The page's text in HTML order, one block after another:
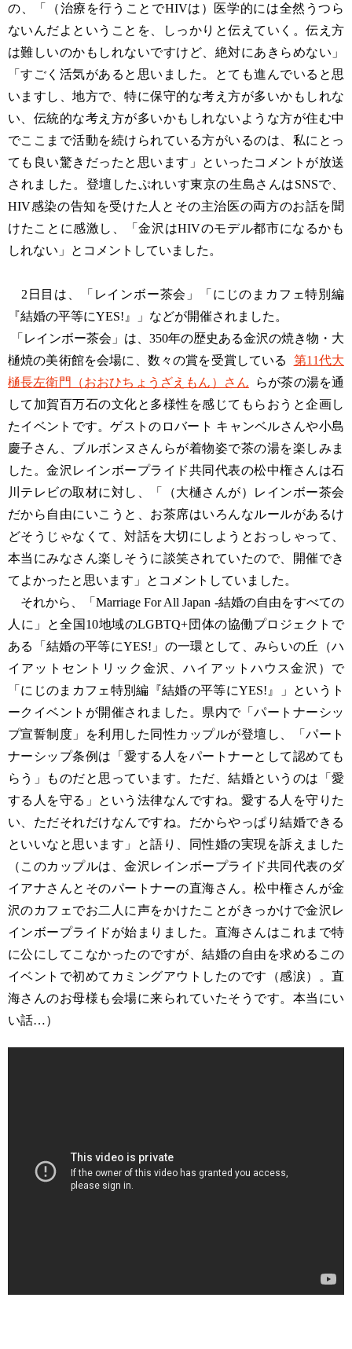
の、「（治療を行うことでHIVは）医学的には全然うつら
ないんだよということを、しっかりと伝えていく。伝え方
は難しいのかもしれないですけど、絶対にあきらめない」
「すごく活気があると思いました。とても進んでいると思
いますし、地方で、特に保守的な考え方が多いかもしれな
い、伝統的な考え方が多いかもしれないような方が住む中
でここまで活動を続けられている方がいるのは、私にとっ
ても良い驚きだったと思います」といったコメントが放送
されました。登壇したぷれいす東京の生島さんはSNSで、
HIV感染の告知を受けた人とその主治医の両方のお話を聞
けたことに感激し、「金沢はHIVのモデル都市になるかも
しれない」とコメントしていました。
2日目は、「レインボー茶会」「にじのまカフェ特別編
『結婚の平等にYES!』」などが開催されました。
「レインボー茶会」は、350年の歴史ある金沢の焼き物・大
樋焼の美術館を会場に、数々の賞を受賞している
第11代大
樋長左衛門（おおひちょうざえもん）さん
らが茶の湯を通
して加賀百万石の文化と多様性を感じてもらおうと企画し
たイベントです。ゲストのロバート キャンベルさんや小島
慶子さん、ブルボンヌさんらが着物姿で茶の湯を楽しみま
した。金沢レインボープライド共同代表の松中権さんは石
川テレビの取材に対し、「（大樋さんが）レインボー茶会
だから自由にいこうと、お茶席はいろんなルールがあるけ
どそうじゃなくて、対話を大切にしようとおっしゃって、
本当にみなさん楽しそうに談笑されていたので、開催でき
てよかったと思います」とコメントしていました。
それから、「Marriage For All Japan -結婚の自由をすべての
人に」と全国10地域のLGBTQ+団体の協働プロジェクトで
ある「結婚の平等にYES!」の一環として、みらいの丘（ハ
イアットセントリック金沢、ハイアットハウス金沢）で
「にじのまカフェ特別編『結婚の平等にYES!』」というト
ークイベントが開催されました。県内で「パートナーシッ
プ宣誓制度」を利用した同性カップルが登壇し、「パート
ナーシップ条例は「愛する人をパートナーとして認めても
らう」ものだと思っています。ただ、結婚というのは「愛
する人を守る」という法律なんですね。愛する人を守りた
い、ただそれだけなんですね。だからやっぱり結婚できる
といいなと思います」と語り、同性婚の実現を訴えました
（このカップルは、金沢レインボープライド共同代表のダ
イアナさんとそのパートナーの直海さん。松中権さんが金
沢のカフェでお二人に声をかけたことがきっかけで金沢レ
インボープライドが始まりました。直海さんはこれまで特
に公にしてこなかったのですが、結婚の自由を求めるこの
イベントで初めてカミングアウトしたのです（感涙）。直
海さんのお母様も会場に来られていたそうです。本当にい
い話…）